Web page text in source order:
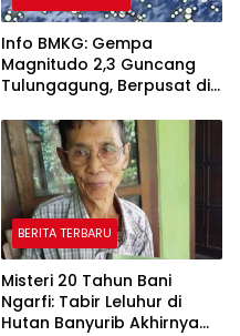
Info BMKG: Gempa
Magnitudo 2,3 Guncang
Tulungagung, Berpusat di
BERITA TERBARU
Misteri 20 Tahun Bani
Ngarfi: Tabir Leluhur di
Hutan Banyurib Akhirnya